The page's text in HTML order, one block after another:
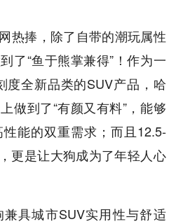
热捧，除了自带的潮玩属性
了“鱼于熊掌兼得”！作为一
度全新品类的SUV产品，哈
做到了“有颜又有料”，能够
能的双重需求；而且12.5-
更是让大狗成为了年轻人心
具城市SUV实用性与舒适